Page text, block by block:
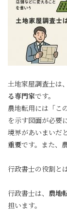
土地家屋調査士は、
る専門家です。
農地転用には「こ
を示す図面が必要
境界があいまいだ
重要です。また、
行政書士の役割と
行政書士は、 農地
担います。